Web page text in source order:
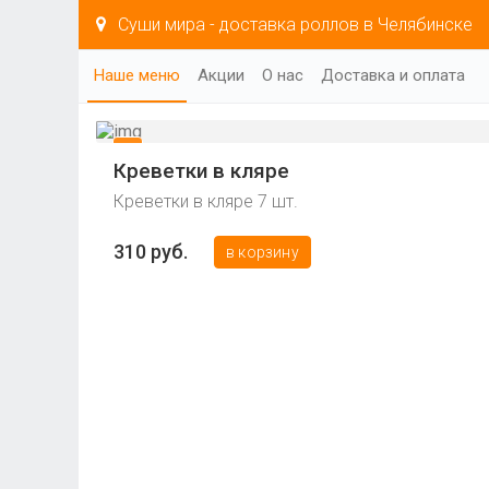
Суши мира - доставка роллов в Челябинске
Наше меню Акции О нас Доставка и оплата
Креветки в кляре
Креветки в кляре 7 шт.
310 руб. в корзину